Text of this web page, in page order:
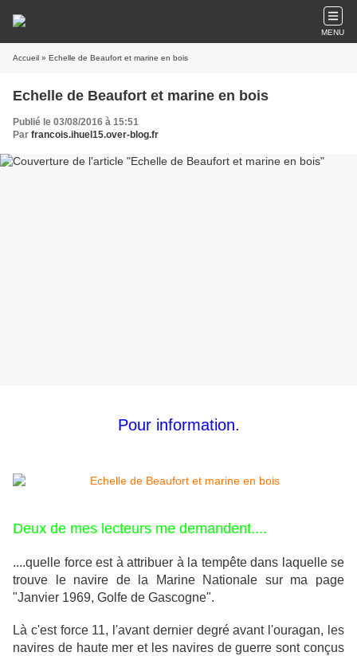
MENU
Accueil » Echelle de Beaufort et marine en bois
Echelle de Beaufort et marine en bois
Publié le 03/08/2016 à 15:51
Par francois.ihuel15.over-blog.fr
Pour information.
Deux de mes lecteurs me demandent....
....quelle force est à attribuer à la tempête dans laquelle se
trouve le navire de la Marine Nationale sur ma page
"Janvier 1969, Golfe de Gascogne".
Là c'est force 11, l'avant dernier degré avant l'ouragan, les
navires de haute mer et les navires de guerre sont conçus